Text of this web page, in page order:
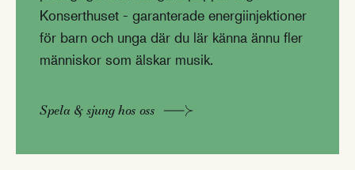
Konserthuset - garanterade energiinjektioner
för barn och unga där du lär känna ännu fler
människor som älskar musik.
Spela & sjung hos oss